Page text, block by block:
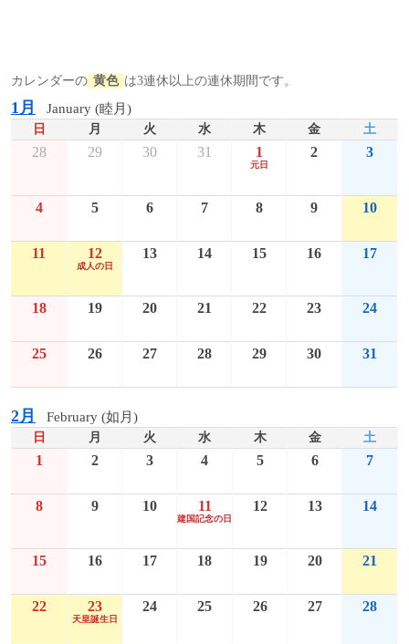
カレンダーの 黄色 は3連休以上の連休期間です。
1月 January (睦月)
日 月 火 水 木 金 土
28 29 30 31 1
元日
2 3
4 5 6 7 8 9 10
11 12
成人の日
13 14 15 16 17
18 19 20 21 22 23 24
25 26 27 28 29 30 31
2月 February (如月)
日 月 火 水 木 金 土
1 2 3 4 5 6 7
8 9 10 11
建国記念の日
12 13 14
15 16 17 18 19 20 21
22 23
天皇誕生日
24 25 26 27 28